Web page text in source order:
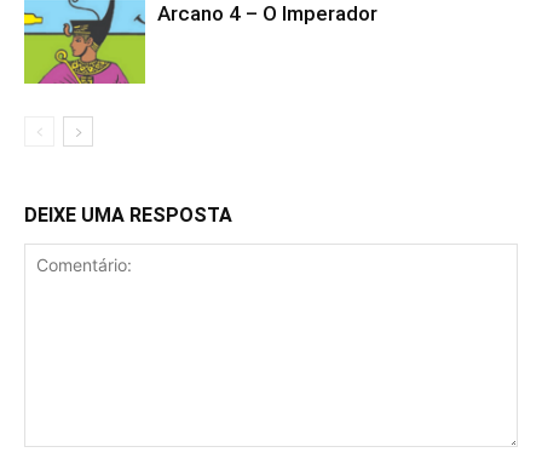
Arcano 4 – O Imperador
DEIXE UMA RESPOSTA